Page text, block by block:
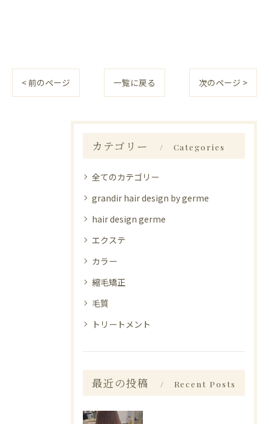
< 前のページ 一覧に戻る 次のページ >
カテゴリー Categories
全てのカテゴリー
grandir hair design by germe
hair design germe
エクステ
カラー
縮毛矯正
毛質
トリートメント
最近の投稿 Recent Posts